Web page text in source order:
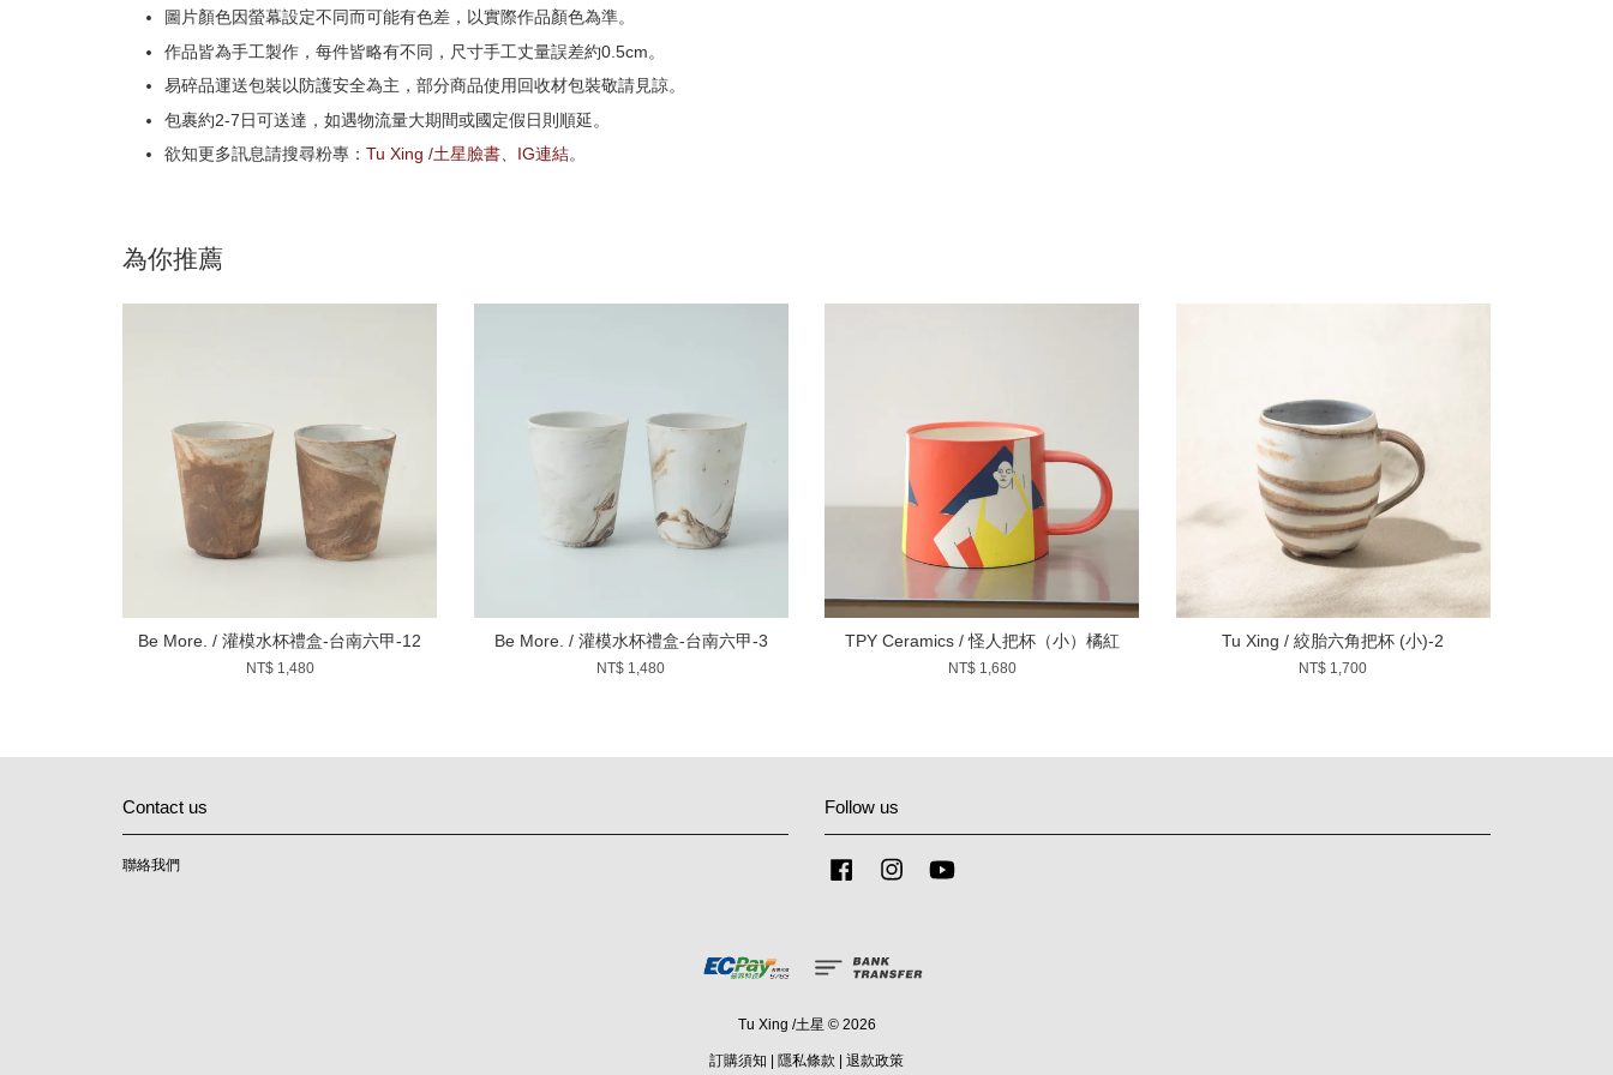
圖片顏色因螢幕設定不同而可能有色差，以實際作品顏色為準。
作品皆為手工製作，每件皆略有不同，尺寸手工丈量誤差約0.5cm。
易碎品運送包裝以防護安全為主，部分商品使用回收材包裝敬請見諒。
包裹約2-7日可送達，如遇物流量大期間或國定假日則順延。
欲知更多訊息請搜尋粉專： Tu Xing /土星臉書、 IG連結。
為你推薦
Be More. / 灌模水杯禮盒-台南六甲-12
NT$ 1,480
Be More. / 灌模水杯禮盒-台南六甲-3
NT$ 1,480
TPY Ceramics / 怪人把杯（小）橘紅
NT$ 1,680
Tu Xing / 絞胎六角把杯 (小)-2
NT$ 1,700
Contact us
聯絡我們
Follow us
FacebookInstagram
Tu Xing /土星 © 2026
訂購須知 | 隱私條款 | 退款政策